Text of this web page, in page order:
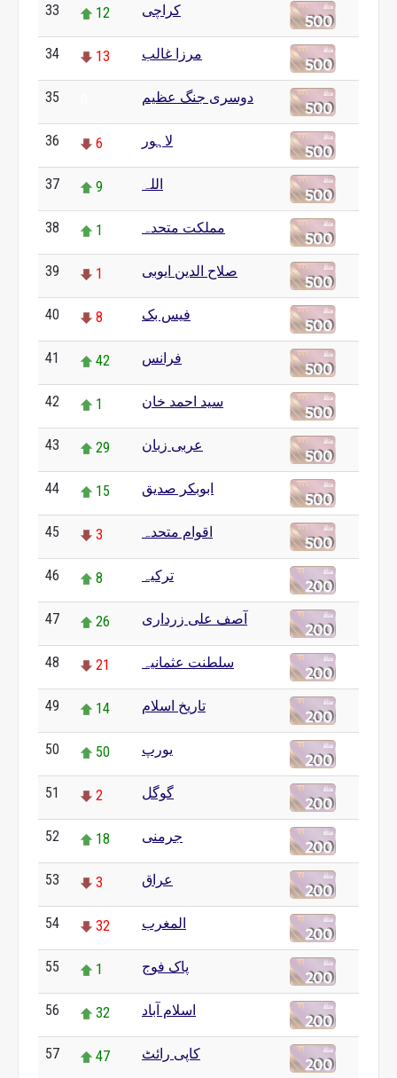
33 12 کراچی
34 13 مرزا غالب
35 دوسری جنگ عظیم
36 6 لاہور
37 9 اللہ
38 1 مملکت متحدہ
39 1 صلاح الدین ایوبی
40 8 فیس بک
41 42 فرانس
42 1 سید احمد خان
43 29 عربی زبان
44 15 ابوبکر صدیق
45 3 اقوام متحدہ
46 8 ترکیہ
47 26 آصف علی زرداری
48 21 سلطنت عثمانیہ
49 14 تاریخ اسلام
50 50 یورپ
51 2 گوگل
52 18 جرمنی
53 3 عراق
54 32 المغرب
55 1 پاک فوج
56 32 اسلام آباد
57 47 کاپی رائٹ